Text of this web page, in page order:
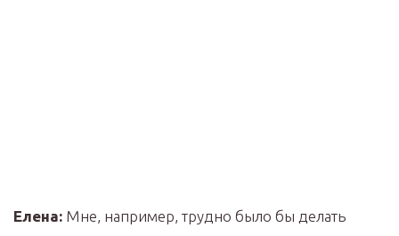
Елена: Мне, например, трудно было бы делать